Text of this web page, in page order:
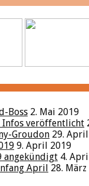
Boss 2. Mai 2019
Infos veröffentlicht
Groudon 29.
9. April 2019
angekündigt 4.
April 28.